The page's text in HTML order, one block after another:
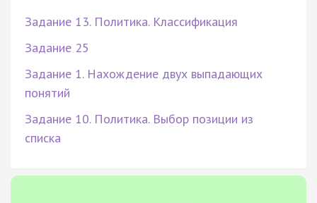
Задание 13. Политика. Классификация
Задание 25
Задание 1. Нахождение двух выпадающих
понятий
Задание 10. Политика. Выбор позиции из
списка